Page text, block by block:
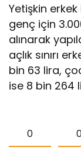
Yetişkin
genç için
alınarak
açlık sınırı
bin 63 lira,
ise 8 bin 264
0